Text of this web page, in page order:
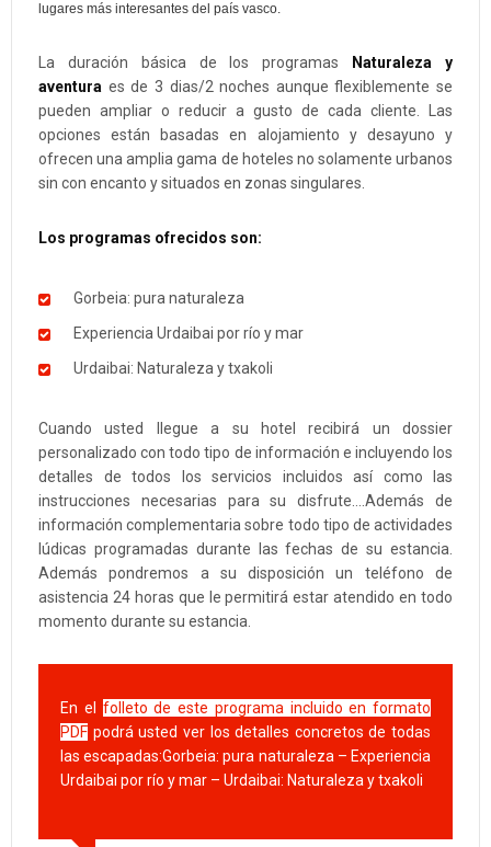
lugares más interesantes del país vasco.
La duración básica de los programas
Naturaleza y
aventura es de 3 dias/2 noches aunque flexiblemente se
pueden ampliar o reducir a gusto de cada cliente. Las
opciones están basadas en alojamiento y desayuno y
ofrecen una amplia gama de hoteles no solamente urbanos
sin con encanto y situados en zonas singulares.
Los programas ofrecidos son:
Gorbeia: pura naturaleza
Experiencia Urdaibai por río y mar
Urdaibai: Naturaleza y txakoli
Cuando usted llegue a su hotel recibirá un dossier
personalizado con todo tipo de información e incluyendo los
detalles de todos los servicios incluidos así como las
instrucciones necesarias para su disfrute….Además de
información complementaria sobre todo tipo de actividades
lúdicas programadas durante las fechas de su estancia.
Además pondremos a su disposición un teléfono de
asistencia 24 horas que le permitirá estar atendido en todo
momento durante su estancia.
En el folleto de este programa incluidoen formato
PDF podrá usted ver los detalles concretos de todas
las escapadas:Gorbeia: pura naturaleza – Experiencia
Urdaibai por río y mar – Urdaibai: Naturaleza y txakoli